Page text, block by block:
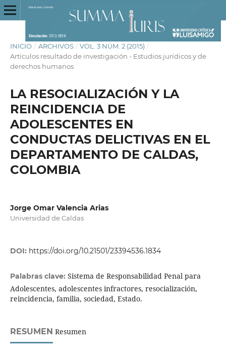
INICIO / ARCHIVOS / VOL. 3 NÚM. 2 (2015) /
Artículos resultado de investigación - Estudios jurídicos y de
derechos humanos
LA RESOCIALIZACIÓN Y LA
REINCIDENCIA DE
ADOLESCENTES EN
CONDUCTAS DELICTIVAS EN EL
DEPARTAMENTO DE CALDAS,
COLOMBIA
Jorge Omar Valencia Arias
Universidad de Caldas
DOI: https://doi.org/10.21501/23394536.1834
Palabras clave: Sistema de Responsabilidad Penal para
Adolescentes, adolescentes infractores, resocialización,
reincidencia, familia, sociedad, Estado.
RESUMEN Resumen